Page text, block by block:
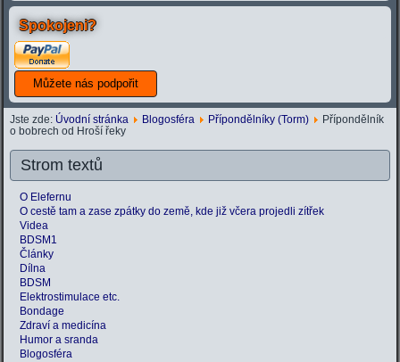
Spokojeni?
Jste zde: Úvodní stránka Blogosféra Přípondělníky (Torm)
Přípondělník
o bobrech od Hroší řeky
Strom textů
O Elefernu
O cestě tam a zase zpátky do země, kde již včera projedli zítřek
Videa
BDSM1
Články
Dílna
BDSM
Elektrostimulace etc.
Bondage
Zdraví a medicína
Humor a sranda
Blogosféra